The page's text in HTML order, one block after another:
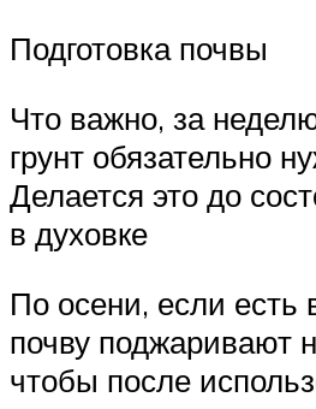
Подготовка почвы
Что важно, за
грунт обязательно
Делается это до
в духовке
По осени, если есть
почву поджаривают
чтобы после